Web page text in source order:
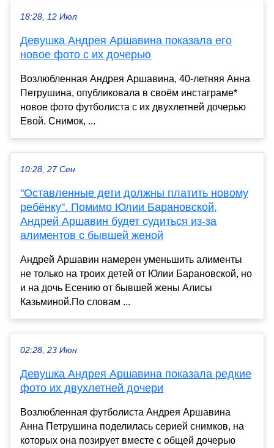
18:28, 12 Июл
Девушка Андрея Аршавина показала его
новое фото с их дочерью
Возлюбленная Андрея Аршавина, 40-летняя Анна
Петрушина, опубликовала в своём инстаграме*
новое фото футболиста с их двухлетней дочерью
Евой. Снимок, ...
10:28, 27 Сен
"Оставленные дети должны платить новому
ребёнку". Помимо Юлии Барановской,
Андрей Аршавин будет судиться из-за
алиментов с бывшей женой
Андрей Аршавин намерен уменьшить алименты
не только на троих детей от Юлии Барановской, но
и на дочь Есению от бывшей жены Алисы
Казьминой.По словам ...
02:28, 23 Июн
Девушка Андрея Аршавина показала редкие
фото их двухлетней дочери
Возлюбленная футболиста Андрея Аршавина
Анна Петрушина поделилась серией снимков, на
которых она позирует вместе с общей дочерью